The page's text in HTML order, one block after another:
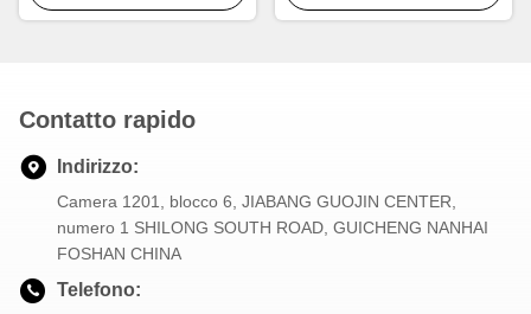
Contatto rapido
Indirizzo:
Camera 1201, blocco 6, JIABANG GUOJIN CENTER,
numero 1 SHILONG SOUTH ROAD, GUICHENG NANHAI
FOSHAN CHINA
Telefono: